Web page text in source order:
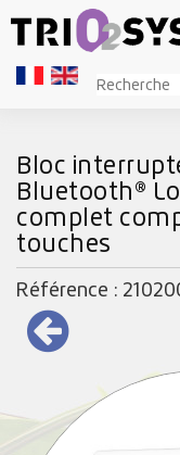
Bloc
Bluetooth®
complet
touches
Référence :